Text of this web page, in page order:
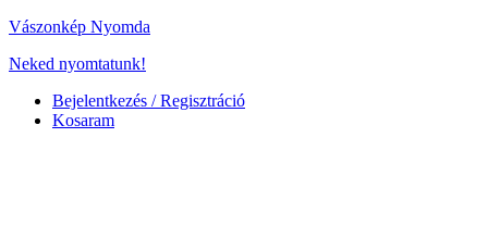
Vászonkép Nyomda
Neked nyomtatunk!
Bejelentkezés / Regisztráció
Kosaram